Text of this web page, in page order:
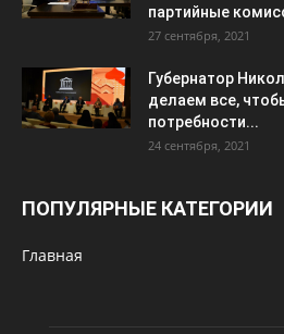
партийные
27 сентября, 2021
Губернатор
делаем все,
потребности...
24 сентября, 2021
ПОПУЛЯРНЫЕ КАТЕГОРИИ
Главная